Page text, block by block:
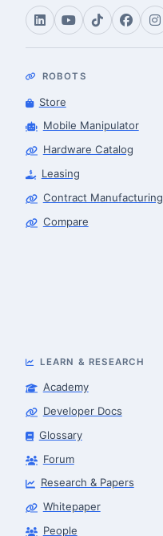
ROBOTS
Store
Mobile Manipulator
Hardware Catalog
Leasing
Contract Manufacturing
Compare
LEARN & RESEARCH
Academy
Developer Docs
Glossary
Forum
Research & Papers
Whitepaper
PeopleRobotics Advisor